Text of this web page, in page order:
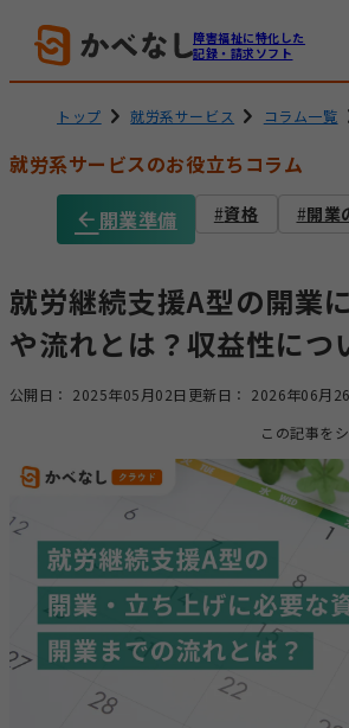
障害福祉に特化した
記録・請求ソフト
就労系サービス
障害児通所支援
ソフトの機能
利用者
情報管理
その他機能
事業計画立案支援
法人設立
お役立ちコラム
総合トップ
セミ
情報
トップ 就労系サービス コラム一覧
就労系サービスのお役立ちコラム
開業準備
資格 開業
就労継続支援A型の開業
や流れとは？収益性につ
公開日： 2025年05月02日 更新日： 2026年06月
この記事を